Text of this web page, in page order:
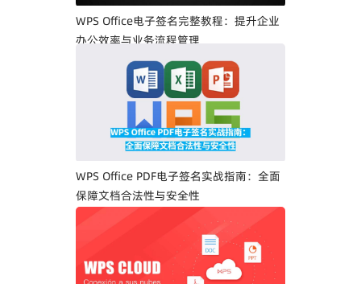
WPS Office电子签名完整教程：提升企业
办公效率与业务流程管理
WPS Office PDF电子签名实战指南：全面
保障文档合法性与安全性